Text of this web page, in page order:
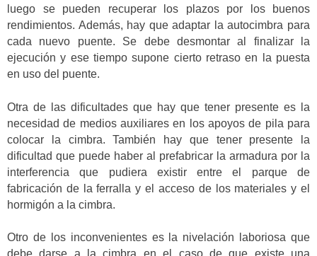
luego se pueden recuperar los plazos por los buenos
rendimientos. Además, hay que adaptar la autocimbra para
cada nuevo puente. Se debe desmontar al finalizar la
ejecución y ese tiempo supone cierto retraso en la puesta
en uso del puente.
Otra de las dificultades que hay que tener presente es la
necesidad de medios auxiliares en los apoyos de pila para
colocar la cimbra. También hay que tener presente la
dificultad que puede haber al prefabricar la armadura por la
interferencia que pudiera existir entre el parque de
fabricación de la ferralla y el acceso de los materiales y el
hormigón a la cimbra.
Otro de los inconvenientes es la nivelación laboriosa que
debe darse a la cimbra en el caso de que existe una